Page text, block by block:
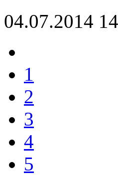
04.07.2014
1
2
3
4
5